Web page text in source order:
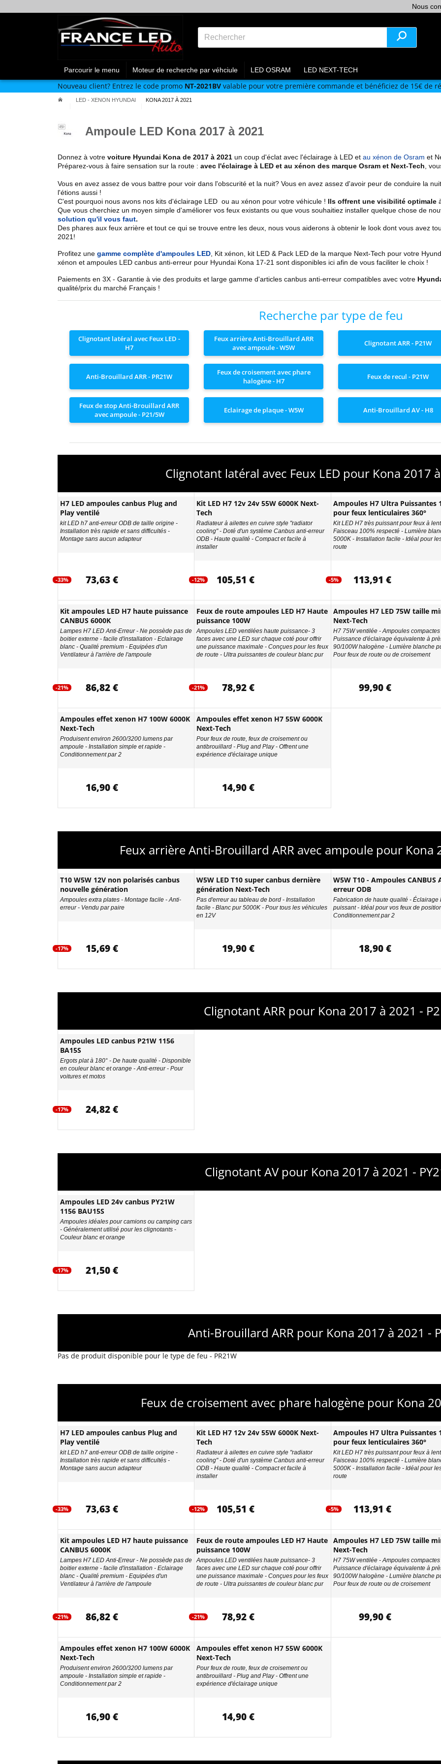
Nous
Parcourir le menu Moteur de recherche par véhciule LED OSRAM LED NEXT-TECH
Nouveau client? Entrez le code promo NT-2021BV valable pour votre première commande et bénéficiez de 15€ de
LED - XENON HYUNDAI KONA 2017 À 2021
Ampoule LED Kona 2017 à 2021
Donnez à votre voiture Hyundai Kona de 2017 à 2021 un coup d'éclat avec l'éclairage à LED et au xénon de Osram et
Préparez-vous à faire sensation sur la route : avec l'éclairage à LED et au xénon des marque Osram et Next-Tech ,
Vous en avez assez de vous battre pour voir dans l'obscurité et la nuit? Vous en avez assez d'avoir peur de conduire la
l'étions aussi !
C'est pourquoi nous avons nos kits d'éclairage LED ou au xénon pour votre véhicule ! Ils offrent une visibilité optimale
Que vous cherchiez un moyen simple d'améliorer vos feux existants ou que vous souhaitiez installer quelque chose de
solution qu'il vous faut.
Des phares aux feux arrière et tout ce qui se trouve entre les deux, nous vous aiderons à obtenir le look dont vous avez
2021 !
Profitez une gamme complète d'ampoules LED Kit xénon, kit LED & Pack LED de la marque Next-Tech pour votre
xénon et ampoules LED canbus anti-erreur pour Hyundai Kona 17-21 sont disponibles ici afin de vous faciliter le choix !
Paiements en 3X - Garantie à vie des produits et large gamme d'articles canbus anti-erreur compatibles avec votre
qualité/prix du marché Français !
Recherche par type de feu
Clignotant latéral avec Feux LED -
H7
Feux arrière Anti-Brouillard ARR
avec ampoule - W5W
Clignotant ARR - P21W
Anti-Brouillard ARR - PR21W
Feux de croisement avec phare
halogène - H7
Feux de recul - P21W
Feux de stop Anti-Brouillard ARR
avec ampoule - P21/5W
Eclairage de plaque - W5W Anti-Brouillard AV - H8
Clignotant latéral avec Feux LED pour Kona 2017
H7 LED ampoules canbus Plug and
Play ventilé
kit LED h7 anti-erreur ODB de taille origine -
Installation très rapide et sans difficultés -
Montage sans aucun adapteur
-33% 73,63 €
Kit LED H7 12v 24v 55W 6000K Next-
Tech
Radiateur à ailettes en cuivre style "radiator
cooling" - Doté d'un système Canbus anti-erreur
ODB - Haute qualité - Compact et facile à
installer
-12% 105,51 €
Ampoules H7 Ultra Puissantes
pour feux lenticulaires 360°
Kit LED H7 très puissant pour feux à
Faisceau 100% respecté - Lumière
5000K - Installation facile - Idéal pour
route
-5% 113,91 €
Kit ampoules LED H7 haute puissance
CANBUS 6000K
Lampes H7 LED Anti-Erreur - Ne possède pas de
boitier externe - facile d'installation - Eclairage
blanc - Qualité premium - Equipées d'un
Ventilateur à l'arrière de l'ampoule
-21% 86,82 €
Feux de route ampoules LED H7 Haute
puissance 100W
Ampoules LED ventilées haute puissance- 3
faces avec une LED sur chaque coté pour offrir
une puissance maximale - Conçues pour les feux
de route - Ultra puissantes de couleur blanc pur
-21% 78,92 €
Ampoules H7 LED 75W taille
Next-Tech
H7 75W ventilée - Ampoules compactes
Puissance d'éclairage équivalente à
90/100W halogène - Lumière blanche
Pour feux de route ou de croisement
99,90 €
Ampoules effet xenon H7 100W 6000K
Next-Tech
Produisent environ 2600/3200 lumens par
ampoule - Installation simple et rapide -
Conditionnement par 2
16,90 €
Ampoules effet xenon H7 55W 6000K
Next-Tech
Pour feux de route, feux de croisement ou
antibrouillard - Plug and Play - Offrent une
expérience d'éclairage unique
14,90 €
Feux arrière Anti-Brouillard ARR avec ampoule pour Kona
T10 W5W 12V non polarisés canbus
nouvelle génération
Ampoules extra plates - Montage facile - Anti-
erreur - Vendu par paire
-17% 15,69 €
W5W LED T10 super canbus dernière
génération Next-Tech
Pas d'erreur au tableau de bord - Installation
facile - Blanc pur 5000K - Pour tous les véhicules
en 12V
19,90 €
W5W T10 - Ampoules CANBUS
erreur ODB
Fabrication de haute qualité - Éclairage
puissant - Idéal pour vos feux de
Conditionnement par 2
18,90 €
Clignotant ARR pour Kona 2017 à 2021 -
Ampoules LED canbus P21W 1156
BA15S
Ergots plat à 180° - De haute qualité - Disponible
en couleur blanc et orange - Anti-erreur - Pour
voitures et motos
-17% 24,82 €
Clignotant AV pour Kona 2017 à 2021 -
Ampoules LED 24v canbus PY21W
1156 BAU15S
Ampoules idéales pour camions ou camping cars
- Généralement utilisé pour les clignotants -
Couleur blanc et orange
-17% 21,50 €
Anti-Brouillard ARR pour Kona 2017 à 2021 -
Pas de produit disponible pour le type de feu - PR21W
Feux de croisement avec phare halogène pour Kona
H7 LED ampoules canbus Plug and
Play ventilé
kit LED h7 anti-erreur ODB de taille origine -
Installation très rapide et sans difficultés -
Montage sans aucun adapteur
-33% 73,63 €
Kit LED H7 12v 24v 55W 6000K Next-
Tech
Radiateur à ailettes en cuivre style "radiator
cooling" - Doté d'un système Canbus anti-erreur
ODB - Haute qualité - Compact et facile à
installer
-12% 105,51 €
Ampoules H7 Ultra Puissantes
pour feux lenticulaires 360°
Kit LED H7 très puissant pour feux à
Faisceau 100% respecté - Lumière
5000K - Installation facile - Idéal pour
route
-5% 113,91 €
Kit ampoules LED H7 haute puissance
CANBUS 6000K
Lampes H7 LED Anti-Erreur - Ne possède pas de
boitier externe - facile d'installation - Eclairage
blanc - Qualité premium - Equipées d'un
Ventilateur à l'arrière de l'ampoule
-21% 86,82 €
Feux de route ampoules LED H7 Haute
puissance 100W
Ampoules LED ventilées haute puissance- 3
faces avec une LED sur chaque coté pour offrir
une puissance maximale - Conçues pour les feux
de route - Ultra puissantes de couleur blanc pur
-21% 78,92 €
Ampoules H7 LED 75W taille
Next-Tech
H7 75W ventilée - Ampoules compactes
Puissance d'éclairage équivalente à
90/100W halogène - Lumière blanche
Pour feux de route ou de croisement
99,90 €
Ampoules effet xenon H7 100W 6000K
Next-Tech
Produisent environ 2600/3200 lumens par
ampoule - Installation simple et rapide -
Conditionnement par 2
16,90 €
Ampoules effet xenon H7 55W 6000K
Next-Tech
Pour feux de route, feux de croisement ou
antibrouillard - Plug and Play - Offrent une
expérience d'éclairage unique
14,90 €